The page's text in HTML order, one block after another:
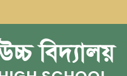
বিদ্যালয়